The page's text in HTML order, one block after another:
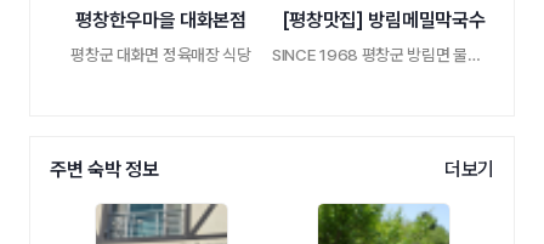
평창한우마을 대화본점
평창군 대화면 정육매장 식당
[평창맛집] 방림메밀막국수
SINCE 1968 평창군 방림면 물막국수맛집
주변 숙박 정보 더보기